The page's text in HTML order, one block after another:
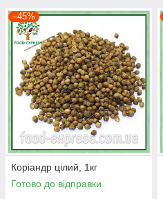
–45%
Коріандр цілий, 1кг
Готово до відправки